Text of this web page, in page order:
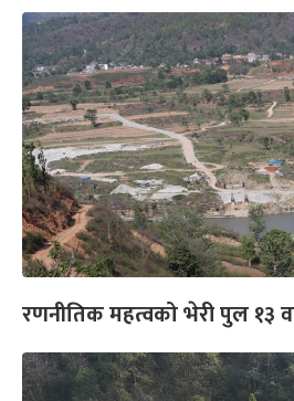
रणनीतिक महत्वको भेरी पुल १३